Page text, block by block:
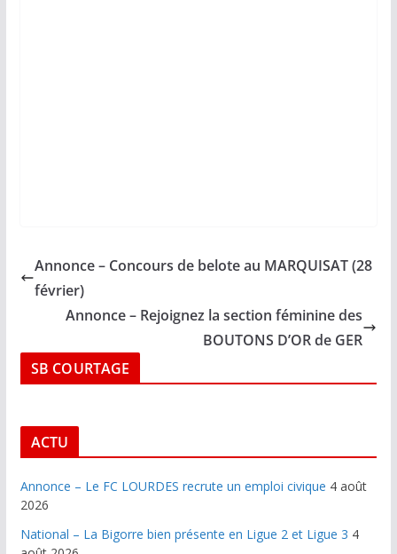
Annonce – Concours de belote au MARQUISAT (28
février)
Annonce – Rejoignez la section féminine des
BOUTONS D’OR de GER
SB COURTAGE
ACTU
Annonce – Le FC LOURDES recrute un emploi civique 4 août
2026
National – La Bigorre bien présente en Ligue 2 et Ligue 3 4